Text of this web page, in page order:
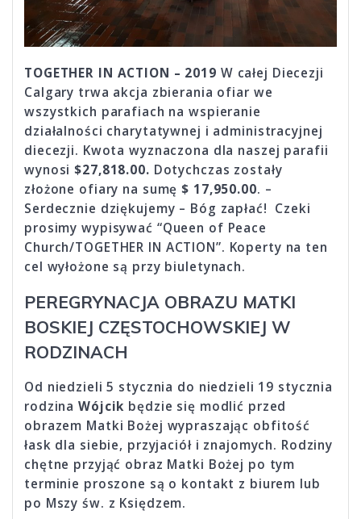
TOGETHER IN ACTION – 2019 W całej Diecezji
Calgary trwa akcja zbierania ofiar we
wszystkich parafiach na wspieranie
działalności charytatywnej i administracyjnej
diecezji. Kwota wyznaczona dla naszej parafii
wynosi $27,818.00. Dotychczas zostały
złożone ofiary na sumę $ 17,950.00. –
Serdecznie dziękujemy – Bóg zapłać! Czeki
prosimy wypisywać “Queen of Peace
Church/TOGETHER IN ACTION”. Koperty na ten
cel wyłożone są przy biuletynach.
PEREGRYNACJA OBRAZU MATKI
BOSKIEJ CZĘSTOCHOWSKIEJ W
RODZINACH
Od niedzieli 5 stycznia do niedzieli 19 stycznia
rodzina Wójcik będzie się modlić przed
obrazem Matki Bożej wypraszając obfitość
łask dla siebie, przyjaciół i znajomych. Rodziny
chętne przyjąć obraz Matki Bożej po tym
terminie proszone są o kontakt z biurem lub
po Mszy św. z Księdzem.